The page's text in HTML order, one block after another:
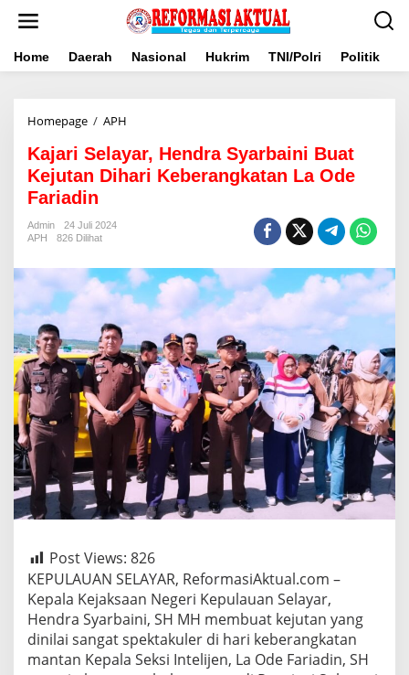
Home Daerah Nasional Hukrim TNI/Polri Politik
Homepage / APH
Hendra
Syarbaini
Buat
Ode
Fariadin
Kajari Selayar, Hendra Syarbaini Buat
Kejutan Dihari Keberangkatan La Ode
Fariadin
Admin
24 Juli 2024
APH
826 Dilihat
Post Views: 826
KEPULAUAN SELAYAR, ReformasiAktual.com –
Kepala Kejaksaan Negeri Kepulauan Selayar,
Hendra Syarbaini, SH MH membuat kejutan yang
dinilai sangat spektakuler di hari keberangkatan
mantan Kepala Seksi Intelijen, La Ode Fariadin, SH